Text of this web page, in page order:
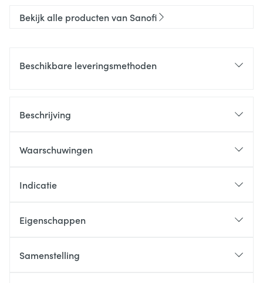
Bekijk alle producten van Sanofi
Beschikbare leveringsmethoden
Beschrijving
Waarschuwingen
Indicatie
Eigenschappen
Samenstelling